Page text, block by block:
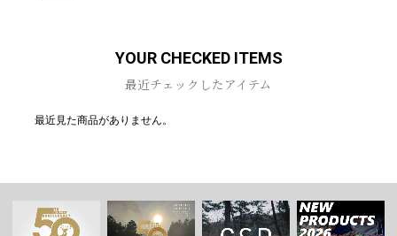
YOUR CHECKED ITEMS
最近チェックしたアイテム
最近見た商品がありません。